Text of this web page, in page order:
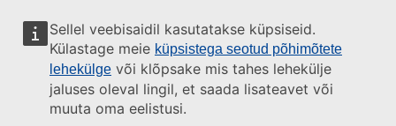
Sellel veebisaidil kasutatakse küpsiseid.
Külastage meie küpsistega seotud põhimõtete
lehekülge või klõpsake mis tahes lehekülje
jaluses oleval lingil, et saada lisateavet või
muuta oma eelistusi.